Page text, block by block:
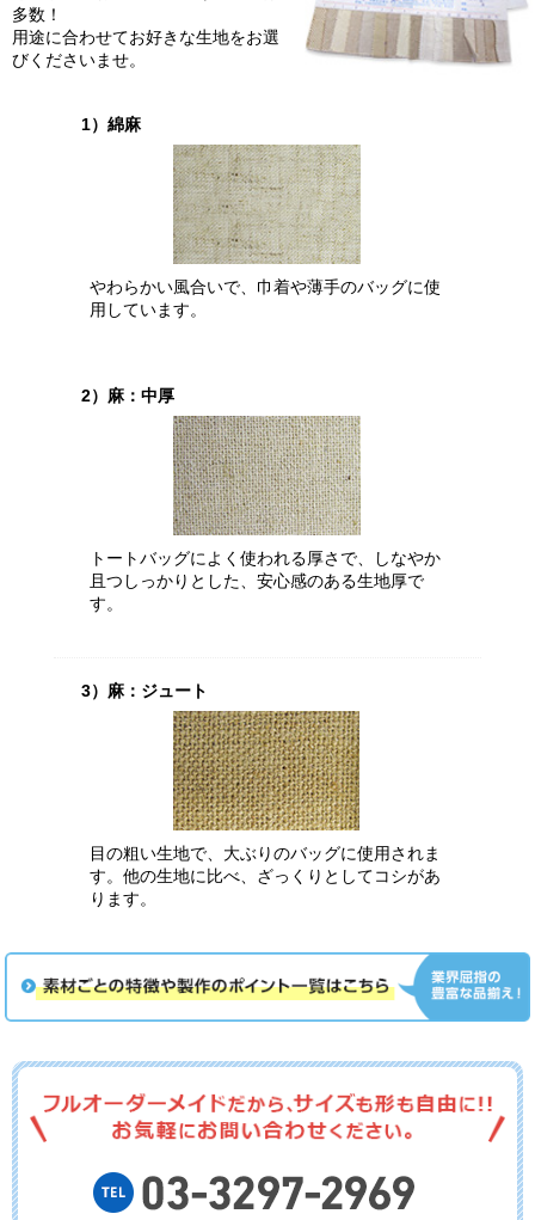
多数！
用途に合わせてお好きな生地をお選
びくださいませ。
1）綿麻
やわらかい風合いで、巾着や薄手のバッグに使
用しています。
2）麻：中厚
トートバッグによく使われる厚さで、しなやか
且つしっかりとした、安心感のある生地厚で
す。
3）麻：ジュート
目の粗い生地で、大ぶりのバッグに使用されま
す。他の生地に比べ、ざっくりとしてコシがあ
ります。